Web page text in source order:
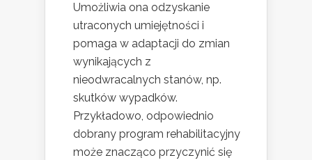
Umożliwia ona odzyskanie
utraconych umiejętności i
pomaga w adaptacji do zmian
wynikających z
nieodwracalnych stanów, np.
skutków wypadków.
Przykładowo, odpowiednio
dobrany program rehabilitacyjny
może znacząco przyczynić się